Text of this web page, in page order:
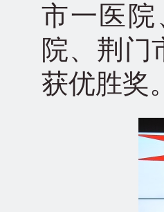
市一医
院、荆门
获优胜奖。